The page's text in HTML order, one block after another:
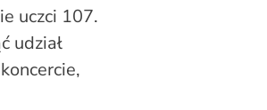
uczci 107.
udział